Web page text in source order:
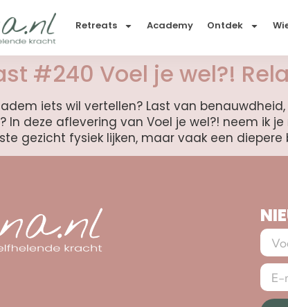
Retreats Academy Ontdek
#240 Voel je wel?!
iets wil vertellen? Last van
In deze aflevering van Voel je wel?! neem ik
gezicht fysiek lijken, maar vaak een